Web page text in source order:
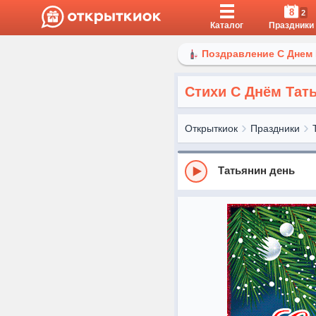
Каталог
8 2
Праздники
Поздравление С
Стихи С Днём
Открыткиок Праздники
Татьянин день